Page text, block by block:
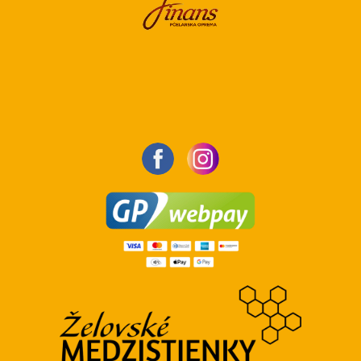
Pri výbere štandardnej dopravy pre objednávky
obsahujúce medzistienky je potrebné si uvedomiť, že